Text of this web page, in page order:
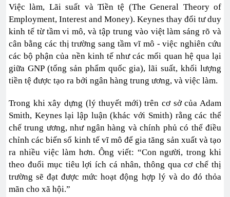
Việc làm, Lãi suất và Tiền tệ (The General Theory of
Employment, Interest and Money). Keynes thay đổi tư duy
kinh tế từ tầm vi mô, và tập trung vào việt làm sáng rõ và
cân bằng các thị trường sang tầm vĩ mô - việc nghiên cứu
các bộ phận của nền kinh tế như các mối quan hệ qua lại
giữa GNP (tổng sản phẩm quốc gia), lãi suất, khối lượng
tiền tệ được tạo ra bởi ngân hàng trung ương, và việc làm.
Trong khi xây dựng (lý thuyết mới) trên cơ sở của Adam
Smith, Keynes lại lập luận (khác với Smith) rằng các thể
chế trung ương, như ngân hàng và chính phủ có thể điều
chỉnh các biến số kinh tế vĩ mô để gia tăng sản xuất và tạo
ra nhiều việc làm hơn. Ông viết: “Con người, trong khi
theo đuổi mục tiêu lợi ích cá nhân, thông qua cơ chế thị
trường sẽ đạt được mức hoạt động hợp lý và do đó thỏa
mãn cho xã hội.”